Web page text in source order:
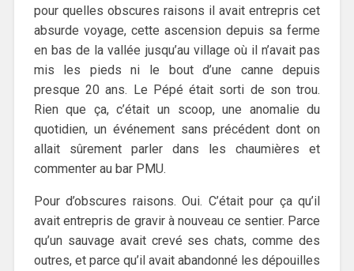
pour quelles obscures raisons il avait entrepris cet
absurde voyage, cette ascension depuis sa ferme
en bas de la vallée jusqu’au village où il n’avait pas
mis les pieds ni le bout d’une canne depuis
presque 20 ans. Le Pépé était sorti de son trou.
Rien que ça, c’était un scoop, une anomalie du
quotidien, un événement sans précédent dont on
allait sûrement parler dans les chaumières et
commenter au bar PMU.
Pour d’obscures raisons. Oui. C’était pour ça qu’il
avait entrepris de gravir à nouveau ce sentier. Parce
qu’un sauvage avait crevé ses chats, comme des
outres, et parce qu’il avait abandonné les dépouilles